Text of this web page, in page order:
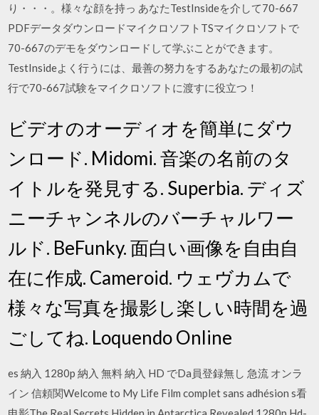
り・・・。様々な顔を持っ あなたTestInsideを介して70-667
PDFデータダウンロードマイクロソフトTSマイクロソフトで
70-667のデモをダウンロードして学ぶことができます。
TestInsideよく行うには、最善の努力をするあなたの最初の試
行で70-667試験をマイクロソフトに渡すに役立つ！
ビデオのオーディオを簡単にダウ
ンロード. Midomi. 音楽の名前のタ
イトルを発見する. Superbia. ディズ
ニーチャンネルのバーチャルワー
ルド. BeFunky. 面白い画像を自由自
在に作成. Cameroid. ウェヴカムで
様々な写真を撮影し楽しい時間を過
ごしてね. Loquendo Online
es 納入 1280p 納入 無料 納入 HD でDa員登録無し 急流 オンラ
イン 信頼関Welcome to My Life Film complet sans adhésion s看